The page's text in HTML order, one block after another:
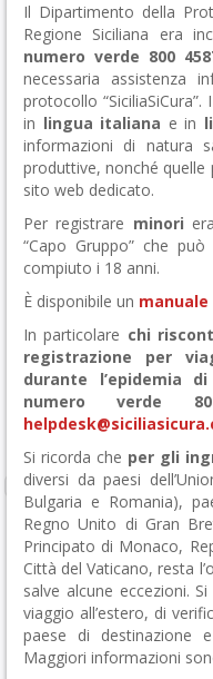
Il Dipartimento della
Regione Siciliana era
numero verde 800
necessaria assistenza
protocollo
in lingua italiana e in
informazioni di natura
produttive, nonché
sito web dedicato.
Per registrare minori
“Capo Gruppo” che
compiuto i 18 anni.
È disponibile un manuale
In particolare chi
registrazione per
durante l’epidemia
numero verde
Si ricorda che per gli
diversi da paesi
Bulgaria e Romania),
Regno Unito di Gran
Principato di Monaco,
Città del Vaticano, resta
salve alcune eccezioni.
viaggio all’estero, di
paese di destinazione
Maggiori informazioni